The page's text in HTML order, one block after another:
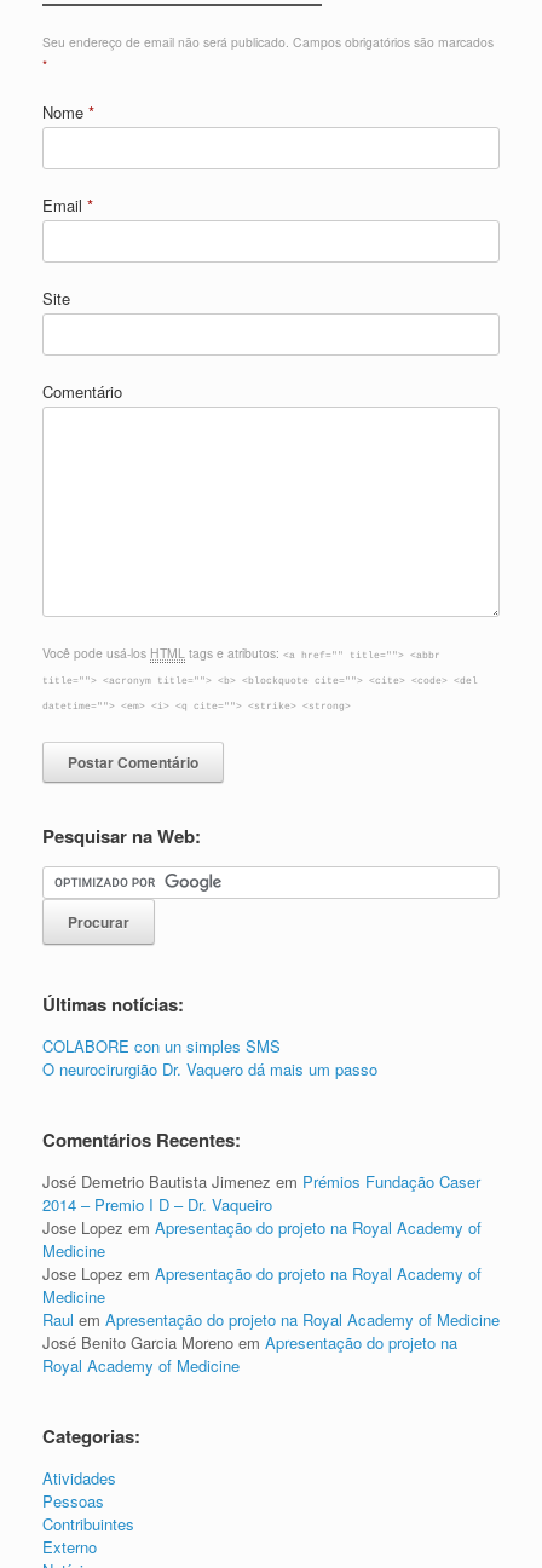
Seu endereço de email não será publicado. Campos obrigatórios são marcados
*
Nome *
Email *
Site
Comentário
Você pode usá-los HTML tags e atributos: <a href="" title=""> <abbr
title=""> <acronym title=""> <b> <blockquote cite=""> <cite> <code> <del
datetime=""> <em> <i> <q cite=""> <strike> <strong>
Pesquisar na Web:
Últimas notícias:
COLABORE con un simples SMS
O neurocirurgião Dr. Vaquero dá mais um passo
Comentários Recentes:
José Demetrio Bautista Jimenez em Prémios Fundação Caser
2014 – Premio I D – Dr. Vaqueiro
Jose Lopez em Apresentação do projeto na Royal Academy of
Medicine
Jose Lopez em Apresentação do projeto na Royal Academy of
Medicine
Raul em Apresentação do projeto na Royal Academy of Medicine
José Benito Garcia Moreno em Apresentação do projeto na
Royal Academy of Medicine
Categorias:
Atividades
Pessoas
Contribuintes
Externo